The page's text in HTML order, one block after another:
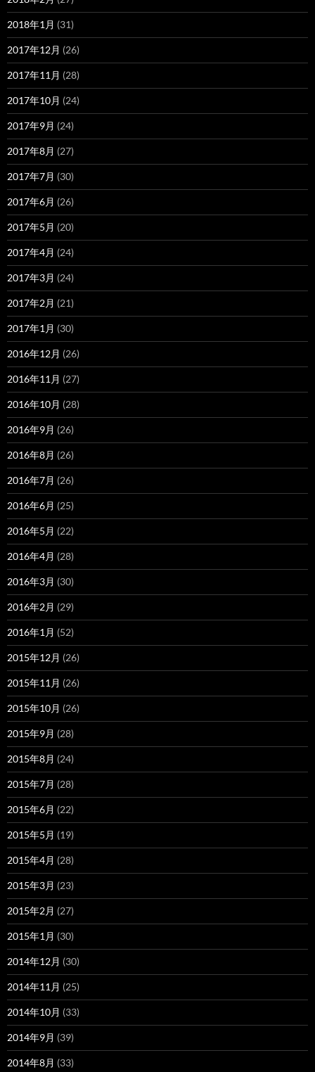
2018年1月 (31)
2017年12月 (26)
2017年11月 (28)
2017年10月 (24)
2017年9月 (24)
2017年8月 (27)
2017年7月 (30)
2017年6月 (26)
2017年5月 (20)
2017年4月 (24)
2017年3月 (24)
2017年2月 (21)
2017年1月 (30)
2016年12月 (26)
2016年11月 (27)
2016年10月 (28)
2016年9月 (26)
2016年8月 (26)
2016年7月 (26)
2016年6月 (25)
2016年5月 (22)
2016年4月 (28)
2016年3月 (30)
2016年2月 (29)
2016年1月 (52)
2015年12月 (26)
2015年11月 (26)
2015年10月 (26)
2015年9月 (28)
2015年8月 (24)
2015年7月 (28)
2015年6月 (22)
2015年5月 (19)
2015年4月 (28)
2015年3月 (23)
2015年2月 (27)
2015年1月 (30)
2014年12月 (30)
2014年11月 (25)
2014年10月 (33)
2014年9月 (39)
2014年8月 (33)